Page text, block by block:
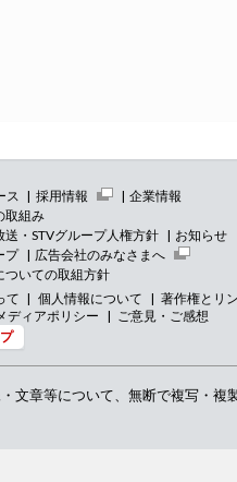
ス 採用情報
企業情報
取組み
送・STVグループ人権方針
お知らせ
プ
広告会社のみなさまへ
ついての取組方針
て 個人情報について
著作権とリ
ディアポリシー
ご意見・ご感想
文章等について、無断で複写・複